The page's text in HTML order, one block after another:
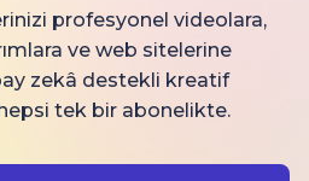
profesyonel videolara,
ve web sitelerine
zekâ destekli kreatif
tek bir abonelikte.